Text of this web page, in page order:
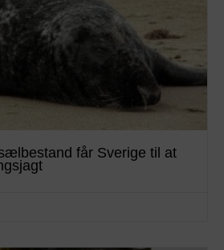
får Sverige til at